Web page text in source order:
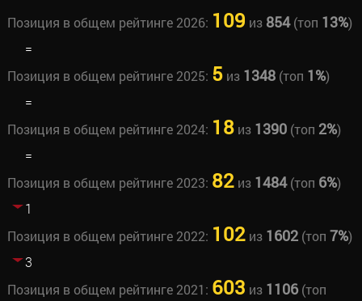
Позиция в общем рейтинге 2026: 109 из 854(топ 13%)
=
Позиция в общем рейтинге 2025: 5из 1348(топ 1%)
=
Позиция в общем рейтинге 2024: 18из 1390(топ 2%)
=
Позиция в общем рейтинге 2023: 82из 1484(топ 6%)
1
Позиция в общем рейтинге 2022: 102из 1602(топ 7%)
3
Позиция в общем рейтинге 2021: 603 из 1106(топ